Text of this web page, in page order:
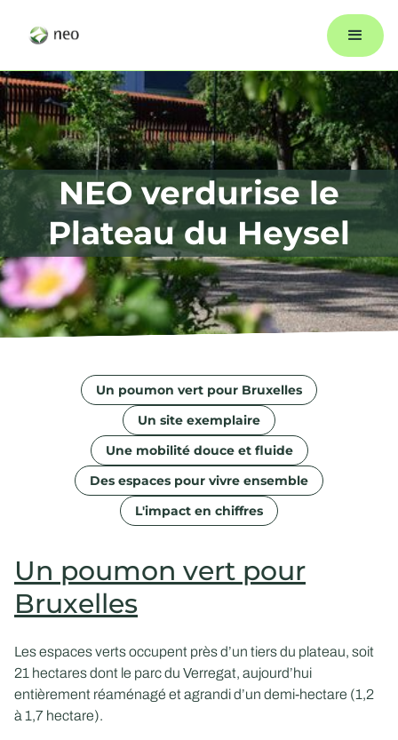
NEO verdurise le
Plateau du Heysel
Un poumon vert pour Bruxelles
Un site exemplaire
Une mobilité douce et fluide
Des espaces pour vivre ensemble
L'impact en chiffres
Un poumon vert pour
Bruxelles
Les espaces verts occupent près d’un tiers du plateau, soit
21 hectares dont le parc du Verregat, aujourd’hui
entièrement réaménagé et agrandi d’un demi-hectare (1,2
à 1,7 hectare).